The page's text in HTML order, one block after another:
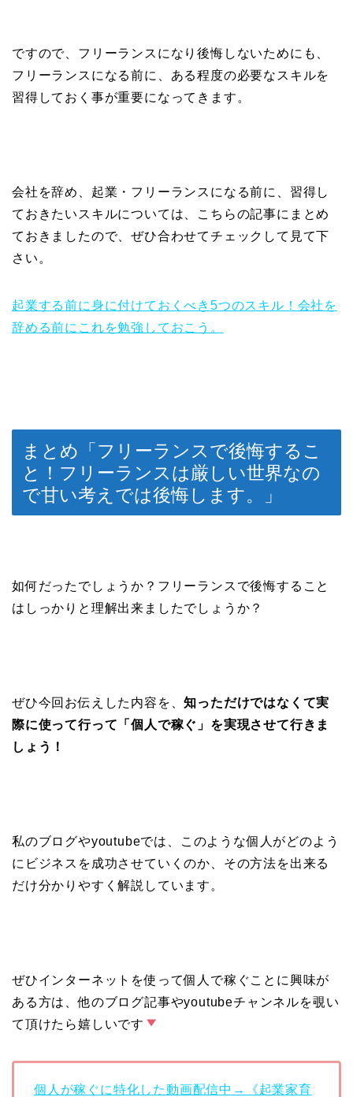
ですので、フリーランスになり後悔しないためにも、
フリーランスになる前に、ある程度の必要なスキルを
習得しておく事が重要になってきます。
会社を辞め、起業・フリーランスになる前に、習得し
ておきたいスキルについては、こちらの記事にまとめ
ておきましたので、ぜひ合わせてチェックして見て下
さい。
起業する前に身に付けておくべき5つのスキル！会社を
辞める前にこれを勉強しておこう。
まとめ「フリーランスで後悔するこ
と！フリーランスは厳しい世界なの
で甘い考えでは後悔します。」
如何だったでしょうか？フリーランスで後悔すること
はしっかりと理解出来ましたでしょうか？
ぜひ今回お伝えした内容を、知っただけではなくて実
際に使って行って「個人で稼ぐ」を実現させて行きま
しょう！
私のブログやyoutubeでは、このような個人がどのよう
にビジネスを成功させていくのか、その方法を出来る
だけ分かりやすく解説しています。
ぜひインターネットを使って個人で稼ぐことに興味が
ある方は、他のブログ記事やyoutubeチャンネルを覗い
て頂けたら嬉しいです
個人が稼ぐに特化した動画配信中→《起業家育